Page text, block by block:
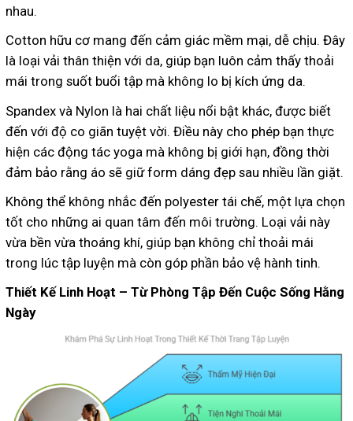
nhau.
Cotton hữu cơ mang đến cảm giác mềm mại, dễ chịu. Đây
là loại vải thân thiện với da, giúp bạn luôn cảm thấy thoải
mái trong suốt buổi tập mà không lo bị kích ứng da.
Spandex và Nylon là hai chất liệu nổi bật khác, được biết
đến với độ co giãn tuyệt vời. Điều này cho phép bạn thực
hiện các động tác yoga mà không bị giới hạn, đồng thời
đảm bảo rằng áo sẽ giữ form dáng đẹp sau nhiều lần giặt.
Không thể không nhắc đến polyester tái chế, một lựa chọn
tốt cho những ai quan tâm đến môi trường. Loại vải này
vừa bền vừa thoáng khí, giúp bạn không chỉ thoải mái
trong lúc tập luyện mà còn góp phần bảo vệ hành tinh.
Thiết Kế Linh Hoạt – Từ Phòng Tập Đến Cuộc Sống Hằng
Ngày